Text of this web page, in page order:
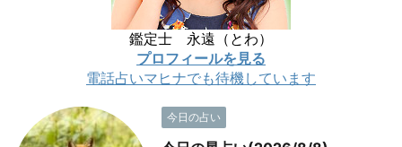
鑑定士 永遠（とわ）
プロフィールを見る
電話占いマヒナでも待機しています
今日の占い